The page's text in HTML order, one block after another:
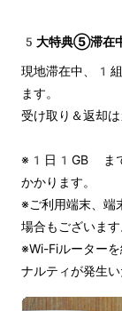
5大特典⑤滞在
現地滞在中、1
ます。
受け取り＆返却
※1日1GB まで
かかります。
※ご利用端末、端
場合もございます
※Wi-Fiルーター
ナルティが発生い